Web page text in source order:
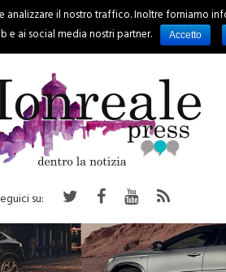
REGIONE EVENTI RUBRICHE
su:
il nostro traffico. Inoltre forniamo
e ai social media nostri partner.
Accetto